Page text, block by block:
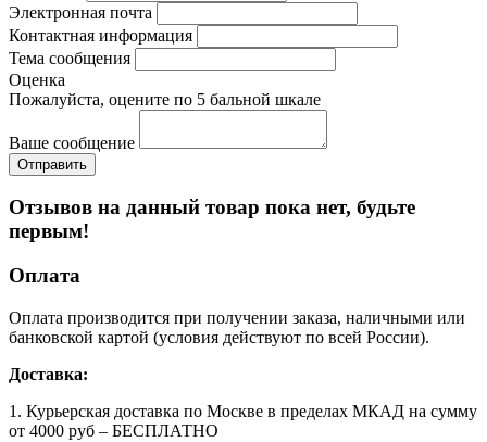
Электронная почта
Контактная информация
Тема сообщения
Оценка
Пожалуйста, оцените по 5 бальной шкале
Ваше сообщение
Отзывов на данный товар пока нет, будьте
первым!
Оплата
Оплата производится при получении заказа, наличными или
банковской картой (условия действуют по всей России).
Доставка:
1. Курьерская доставка по Москве в пределах МКАД на сумму
от 4000 руб – БЕСПЛАТНО